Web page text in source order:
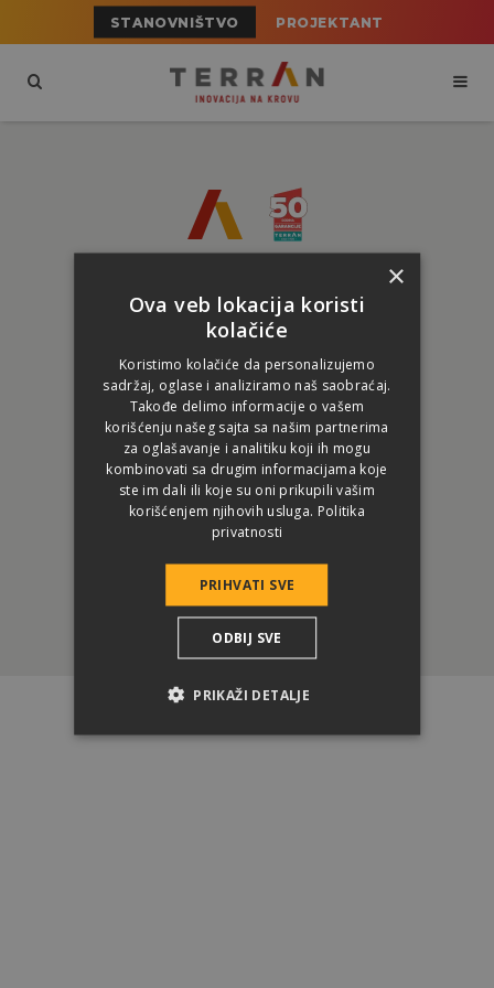
STANOVNIŠTVO PROJEKTANT
Starine Novaka 73, 24000 Subotica
srbija@terran.rs
Copyright ©2026 Sva prava zadržana.
×
Ova veb lokacija koristi
kolačiće
Koristimo kolačiće da personalizujemo
sadržaj, oglase i analiziramo naš saobraćaj.
Takođe delimo informacije o vašem
korišćenju našeg sajta sa našim partnerima
za oglašavanje i analitiku koji ih mogu
kombinovati sa drugim informacijama koje
ste im dali ili koje su oni prikupili vašim
korišćenjem njihovih usluga. Politika
privatnosti
PRIHVATI SVE
ODBIJ SVE
PRIKAŽI DETALJE